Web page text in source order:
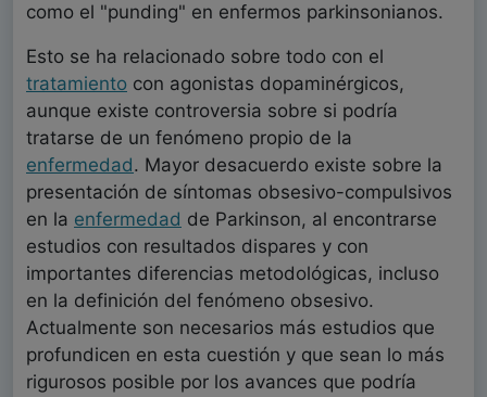
como el "punding" en enfermos parkinsonianos.
Esto se ha relacionado sobre todo con el
tratamiento con agonistas dopaminérgicos,
aunque existe controversia sobre si podría
tratarse de un fenómeno propio de la
enfermedad. Mayor desacuerdo existe sobre la
presentación de síntomas obsesivo-compulsivos
en la enfermedad de Parkinson, al encontrarse
estudios con resultados dispares y con
importantes diferencias metodológicas, incluso
en la definición del fenómeno obsesivo.
Actualmente son necesarios más estudios que
profundicen en esta cuestión y que sean lo más
rigurosos posible por los avances que podría